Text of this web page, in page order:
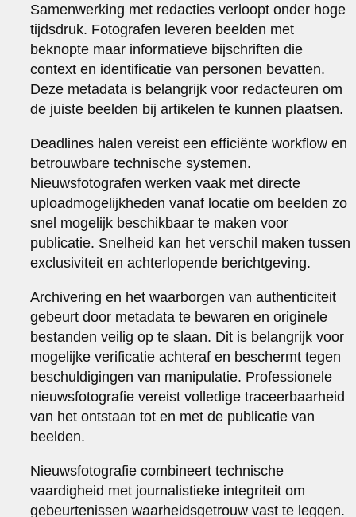
Samenwerking met redacties verloopt onder hoge
tijdsdruk. Fotografen leveren beelden met
beknopte maar informatieve bijschriften die
context en identificatie van personen bevatten.
Deze metadata is belangrijk voor redacteuren om
de juiste beelden bij artikelen te kunnen plaatsen.
Deadlines halen vereist een efficiënte workflow en
betrouwbare technische systemen.
Nieuwsfotografen werken vaak met directe
uploadmogelijkheden vanaf locatie om beelden zo
snel mogelijk beschikbaar te maken voor
publicatie. Snelheid kan het verschil maken tussen
exclusiviteit en achterlopende berichtgeving.
Archivering en het waarborgen van authenticiteit
gebeurt door metadata te bewaren en originele
bestanden veilig op te slaan. Dit is belangrijk voor
mogelijke verificatie achteraf en beschermt tegen
beschuldigingen van manipulatie. Professionele
nieuwsfotografie vereist volledige traceerbaarheid
van het ontstaan tot en met de publicatie van
beelden.
Nieuwsfotografie combineert technische
vaardigheid met journalistieke integriteit om
gebeurtenissen waarheidsgetrouw vast te leggen.